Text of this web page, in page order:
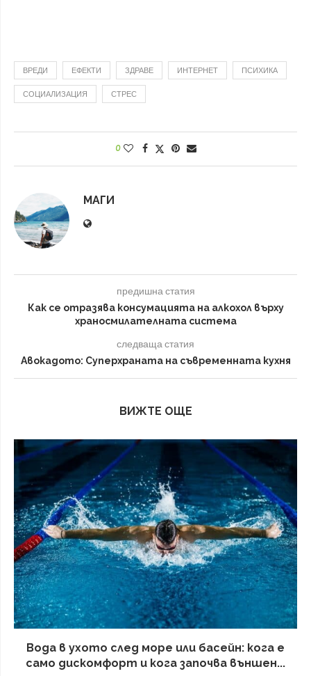
ВРЕДИ ЕФЕКТИ ЗДРАВЕ ИНТЕРНЕТ ПСИХИКА
СОЦИАЛИЗАЦИЯ СТРЕС
0
МАГИ
предишна статия
Как се отразява консумацията на алкохол върху
храносмилателната система
следваща статия
Авокадото: Суперхраната на съвременната кухня
ВИЖТЕ ОЩЕ
Вода в ухото след море или басейн: кога е
само дискомфорт и кога започва външен...